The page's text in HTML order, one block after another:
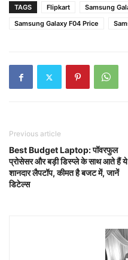
TAGS Flipkart
Samsung
Samsung Galaxy F04 Price
Previous article
Best Budget Laptop: पॉवरफुल
प्रोसेसर और बड़ी डिस्प्ले के साथ आते हैं ये
शानदार लैपटॉप, कीमत है बजट में, जानें
डिटेल्स